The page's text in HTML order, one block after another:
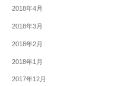
2018年4月
2018年3月
2018年2月
2018年1月
2017年12月